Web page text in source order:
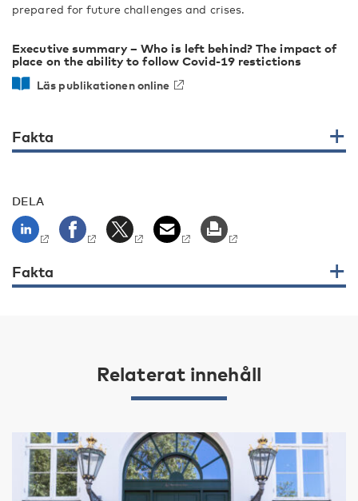
prepared for future challenges and crises.
Executive summary – Who is left behind? The impact of
place on the ability to follow Covid-19 restictions
Läs publikationen online
Fakta
DELA
Fakta
Relaterat innehåll